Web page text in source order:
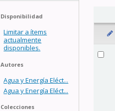
Disponibilidad
Limitar a ítems
actualmente
disponibles.
Autores
Agua y Energía Eléct...
Agua y Energía Eléct...
Colecciones